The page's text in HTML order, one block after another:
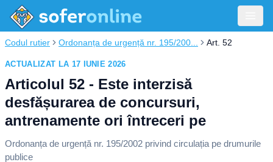
Codul rutier Ordonanța de urgență nr. 195/200... Art. 52
ACTUALIZAT LA 17 IUNIE 2026
Articolul 52 - Este interzisă
desfășurarea de concursuri,
antrenamente ori întreceri pe
Ordonanța de urgență nr. 195/2002 privind circulația pe drumurile
publice